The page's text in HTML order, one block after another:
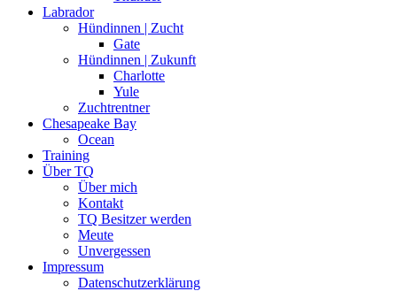
Labrador
Hündinnen | Zucht
Gate
Hündinnen | Zukunft
Charlotte
Yule
Zuchtrentner
Chesapeake Bay
Ocean
Training
Über TQ
Über mich
Kontakt
TQ Besitzer werden
Meute
Unvergessen
Impressum
Datenschutzerklärung